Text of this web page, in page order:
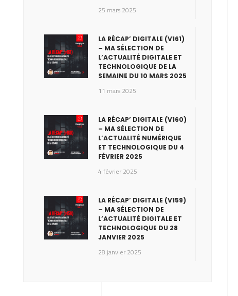
25 mars 2025
LA RÉCAP’ DIGITALE (V161)
– MA SÉLECTION DE
L’ACTUALITÉ DIGITALE ET
TECHNOLOGIQUE DE LA
SEMAINE DU 10 MARS 2025
11 mars 2025
LA RÉCAP’ DIGITALE (V160)
– MA SÉLECTION DE
L’ACTUALITÉ NUMÉRIQUE
ET TECHNOLOGIQUE DU 4
FÉVRIER 2025
4 février 2025
LA RÉCAP’ DIGITALE (V159)
– MA SÉLECTION DE
L’ACTUALITÉ DIGITALE ET
TECHNOLOGIQUE DU 28
JANVIER 2025
28 janvier 2025